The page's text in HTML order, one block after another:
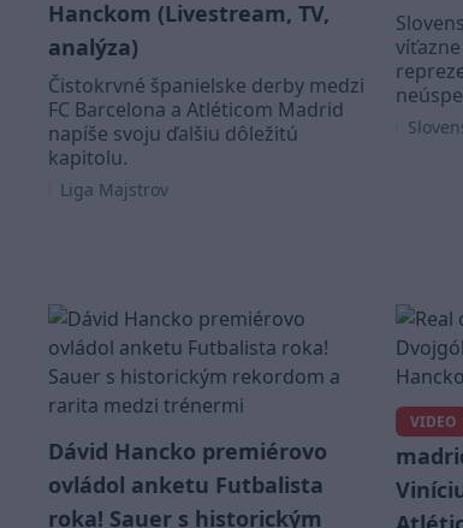
Hanckom (Livestream, TV,
analýza)
Čistokrvné španielske derby medzi
FC Barcelona a Atléticom Madrid
napíše svoju ďalšiu dôležitú
kapitolu.
Liga Majstrov
Dávid Hancko premiérovo
ovládol anketu Futbalista
roka! Sauer s historickým
VIDEO